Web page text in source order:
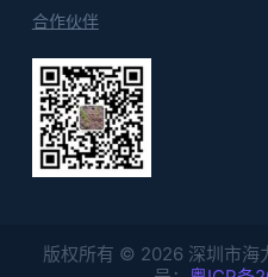
合作伙伴
版权所有 © 2026 深圳市海